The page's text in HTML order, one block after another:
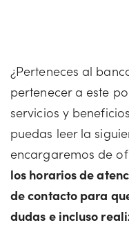
¿Perteneces al
pertenecer a este
servicios y
puedas leer la
encargaremos de
los horarios de
de contacto para
dudas e incluso